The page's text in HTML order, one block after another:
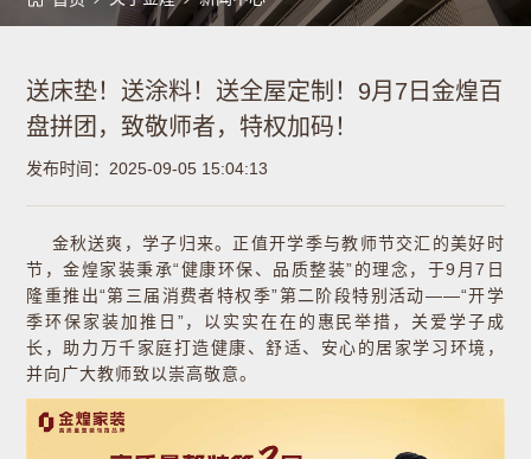
送床垫！送涂料！送全屋定制！9月7日金煌百
盘拼团，致敬师者，特权加码！
发布时间：2025-09-05 15:04:13
金秋送爽，学子归来。正值开学季与教师节交汇的美好时
节，金煌家装秉承“健康环保、品质整装”的理念，于9月7日
隆重推出“第三届消费者特权季”第二阶段特别活动——“开学
季环保家装加推日”，以实实在在的惠民举措，关爱学子成
长，助力万千家庭打造健康、舒适、安心的居家学习环境，
并向广大教师致以崇高敬意。